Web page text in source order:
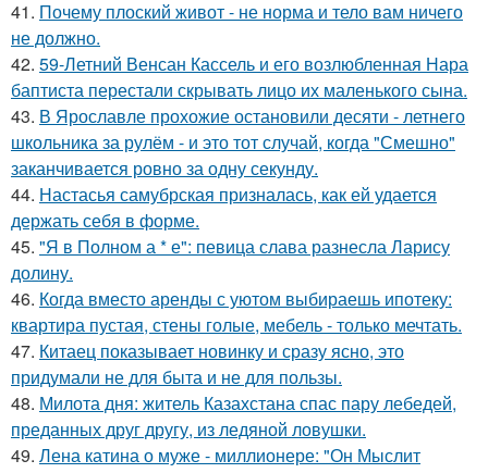
41. Почему плоский живот - не норма и тело вам ничего
не должно.
42. 59-Летний Венсан Кассель и его возлюбленная Нара
баптиста перестали скрывать лицо их маленького сына.
43. В Ярославле прохожие остановили десяти - летнего
школьника за рулём - и это тот случай, когда "Смешно"
заканчивается ровно за одну секунду.
44. Настасья самубрская призналась, как ей удается
держать себя в форме.
45. "Я в Полном а * е": певица слава разнесла Ларису
долину.
46. Когда вместо аренды с уютом выбираешь ипотеку:
квартира пустая, стены голые, мебель - только мечтать.
47. Китаец показывает новинку и сразу ясно, это
придумали не для быта и не для пользы.
48. Милота дня: житель Казахстана спас пару лебедей,
преданных друг другу, из ледяной ловушки.
49. Лена катина о муже - миллионере: "Он Мыслит